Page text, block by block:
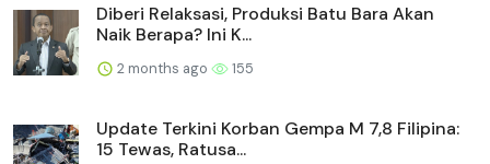
Diberi Relaksasi, Produksi Batu Bara Akan
Naik Berapa? Ini K...
2 months ago 155
Update Terkini Korban Gempa M 7,8 Filipina:
15 Tewas, Ratusa...